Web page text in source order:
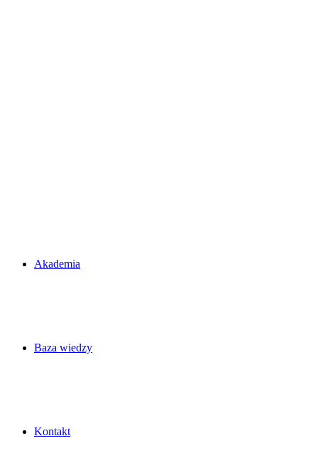
Akademia
Baza wiedzy
Kontakt